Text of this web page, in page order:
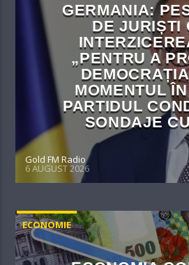
GERMANIA:
DE JURIȘTI
„PENTRU A
MOMENTUL
PARTIDUL
SONDAJE
Gold FM Radio
6 AUGUST 2026
ECONOMIE